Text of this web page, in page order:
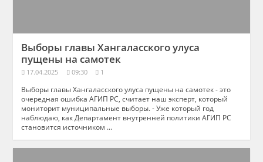
Выборы главы Хангаласского улуса
пущены на самотек
17.04.2025 09:30 1
Выборы главы Хангаласского улуса пущены на самотек - это
очередная ошибка АГИП РС, считает наш эксперт, который
мониторит муниципальные выборы. - Уже который год
наблюдаю, как Департамент внутренней политики АГИП РС
становится источником ...